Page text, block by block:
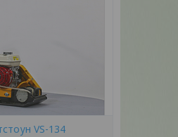
VS-134